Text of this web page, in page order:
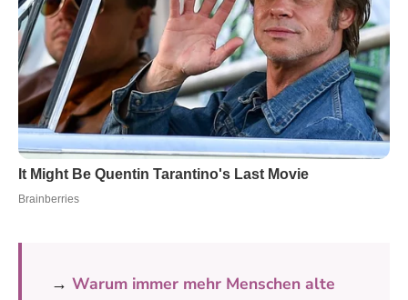
→ Warum immer mehr Menschen alte